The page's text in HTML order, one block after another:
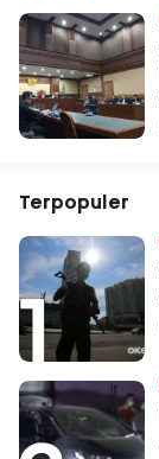
Terpopuler